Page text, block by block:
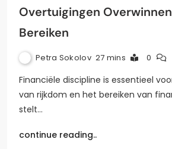
Overtuigingen
Bereiken
Petra Sokolov 27 mins 0
Financiële discipline is essentieel
van rijkdom en het bereiken van
stelt…
continue reading..